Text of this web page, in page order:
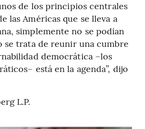
de los principios centrales
las Américas que se lleva a
simplemente no se podían
se trata de reunir una cumbre
democrática –los
está en la agenda”, dijo
L.P.